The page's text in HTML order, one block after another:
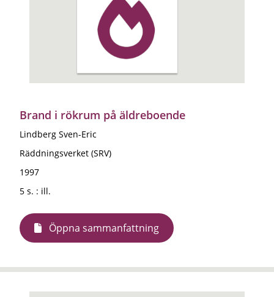
Brand i rökrum på äldreboende
Lindberg Sven-Eric
Räddningsverket (SRV)
1997
5 s. : ill.
Öppna sammanfattning